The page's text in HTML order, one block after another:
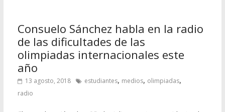
Consuelo Sánchez habla en la radio
de las dificultades de las
olimpiadas internacionales este
año
13 agosto, 2018 estudiantes, medios, olimpiadas,
radio